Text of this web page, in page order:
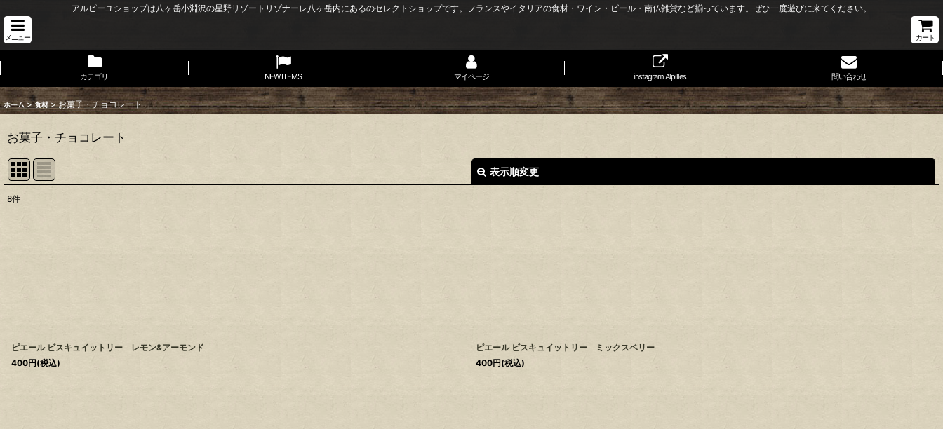
アルピーユショップは八ヶ岳小淵沢の星野リゾートリゾナーレ八ヶ岳内にあるのセレクトショップです。フランスやイタリアの食材・ワイン・ビール・南仏雑貨など揃っています。ぜひ一度遊びに来てください。
メニュー カート
カテゴリ NEW ITEMS マイページ instagram Alpilles 問い合わせ
ホーム > 食材 > お菓子・チョコレート
お菓子・チョコレート
表示順変更
8件
ピエール ビスキュイットリー レモン&アーモンド
400円(税込)
ピエール ビスキュイットリー ミックスベリー
400円(税込)